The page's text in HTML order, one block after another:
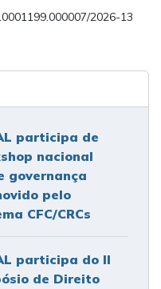
2026-13
participa de
nacional
governança
pelo
CFC/CRCs
participa do II
de Direito